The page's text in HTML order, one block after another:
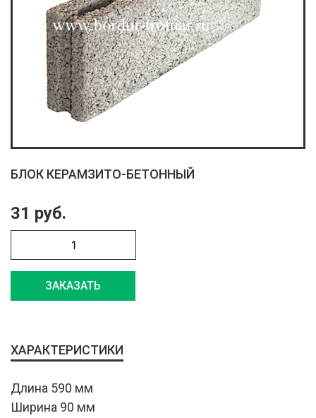
БЛОК КЕРАМЗИТО-БЕТОННЫЙ
31 руб.
ЗАКАЗАТЬ
ХАРАКТЕРИСТИКИ
Длина 590 мм
Ширина 90 мм